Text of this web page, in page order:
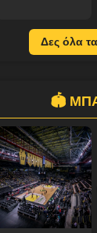
Δες όλα
🏟️